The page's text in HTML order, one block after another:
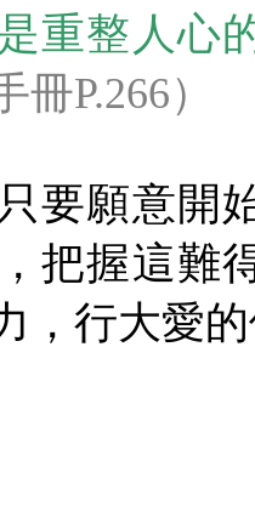
重整人心
P.266）
要願意開
把握這難
，行大愛